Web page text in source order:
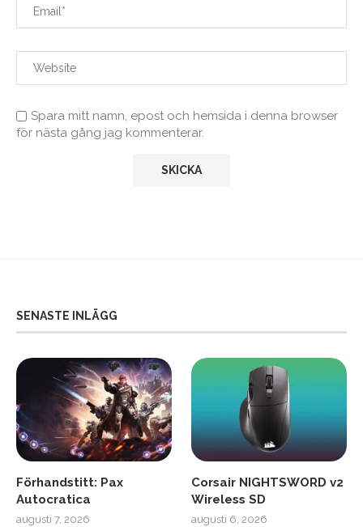
Spara mitt namn, epost och hemsida i denna browser
för nästa gång jag kommenterar.
SENASTE INLÄGG
Förhandstitt: Pax
Autocratica
augusti 7, 2026
Corsair NIGHTSWORD v2
Wireless SD
augusti 6, 2026